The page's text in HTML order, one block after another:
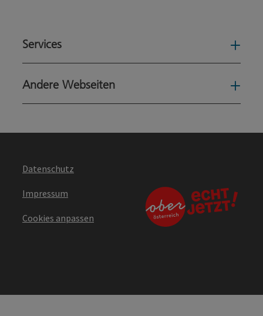
Services
Andere Webseiten
Datenschutz
Impressum
Cookies anpassen